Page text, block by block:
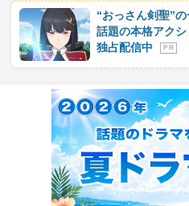
“おっさん剣聖”
話題の本格アク
独占配信中
P R